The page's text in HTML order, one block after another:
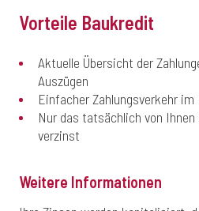
Vorteile Baukredit
Aktuelle Übersicht der
Auszügen
Einfacher Zahlungsverkehr
Nur das tatsächlich von
verzinst
Weitere Informationen